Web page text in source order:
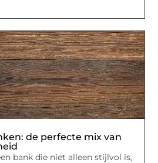
de perfecte mix van
bank die niet alleen stijlvol is,